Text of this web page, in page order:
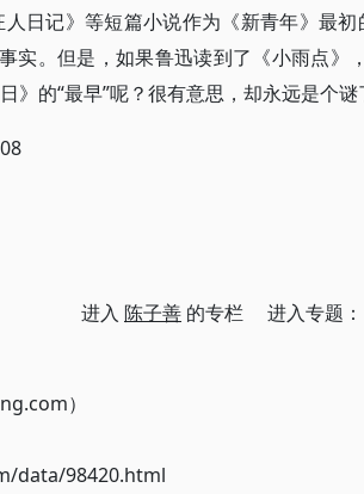
日记》等短篇小说作为《新青年》最初
实。但是，如果鲁迅读到了《小雨点》
的“最早”呢？很有意思，却永远是个谜
进入 陈子善 的专栏 进入专题：
）
data/98420.html